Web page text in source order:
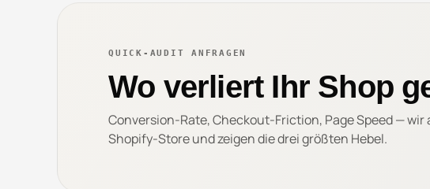
QUICK-AUDIT ANFRAGEN
Wo verliert Ihr Shop
Conversion-Rate, Checkout-Friction, Page Speed — wir
Shopify-Store und zeigen die drei größten Hebel.